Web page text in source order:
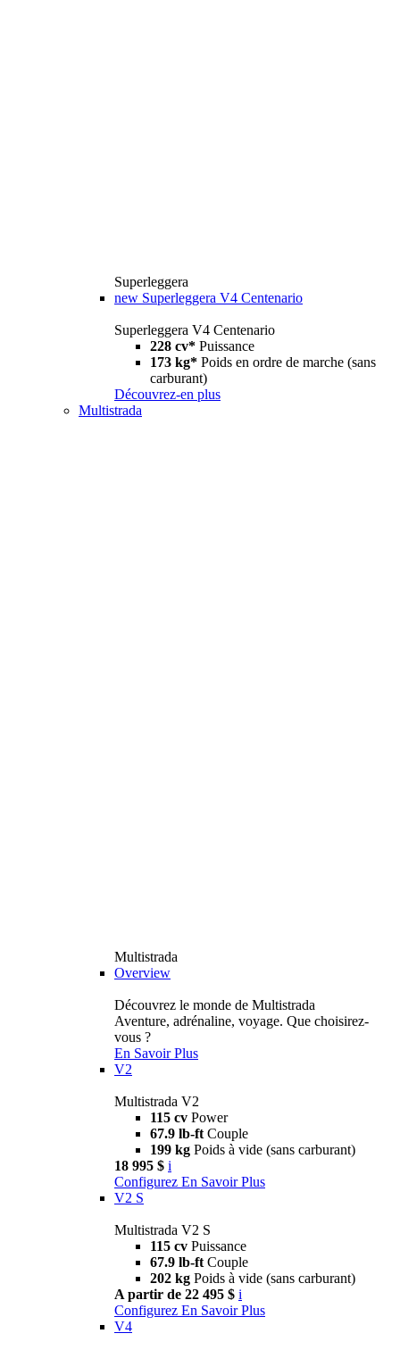
Superleggera
new Superleggera V4 Centenario
Superleggera V4 Centenario
228 cv* Puissance
173 kg* Poids en ordre de marche (sans
carburant)
Découvrez-en plus
Multistrada
Multistrada
Overview
Découvrez le monde de Multistrada
Aventure, adrénaline, voyage. Que choisirez-
vous ?
En Savoir Plus
V2
Multistrada V2
115 cv Power
67.9 lb-ft Couple
199 kg Poids à vide (sans carburant)
18 995 $ i
Configurez En Savoir Plus
V2 S
Multistrada V2 S
115 cv Puissance
67.9 lb-ft Couple
202 kg Poids à vide (sans carburant)
A partir de 22 495 $ i
Configurez En Savoir Plus
V4